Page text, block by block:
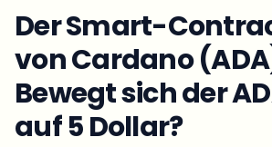
Der Smart-
von Cardano
Bewegt sich der
auf 5 Dollar?